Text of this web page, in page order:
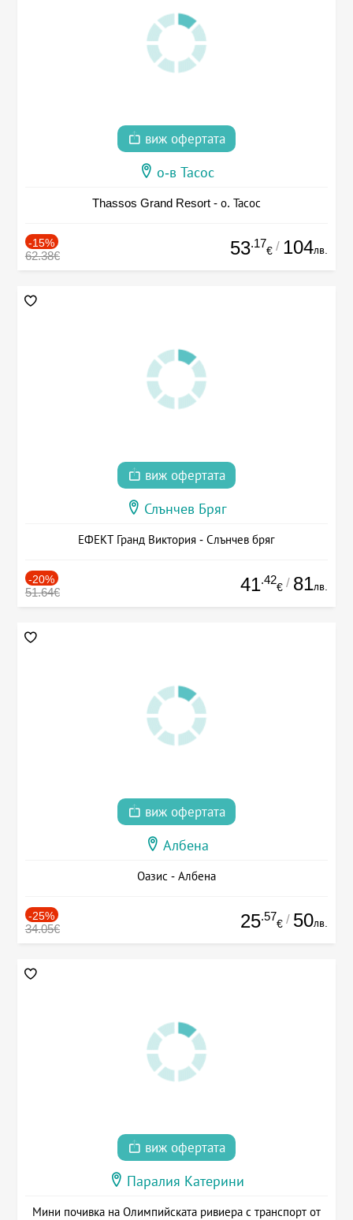
виж офертата
о-в Тасос
Thassos Grand Resort - о. Тасос
-15%
62.38€ 53.17
€ / 104лв.
виж офертата
Слънчев Бряг
ЕФЕКТ Гранд Виктория - Слънчев бряг
-20%
51.64€ 41.42
€ / 81лв.
виж офертата
Албена
Оазис - Албена
-25%
34.05€ 25.57
€ / 50лв.
виж офертата
Паралия Катерини
Мини почивка на Олимпийската ривиера с транспорт от